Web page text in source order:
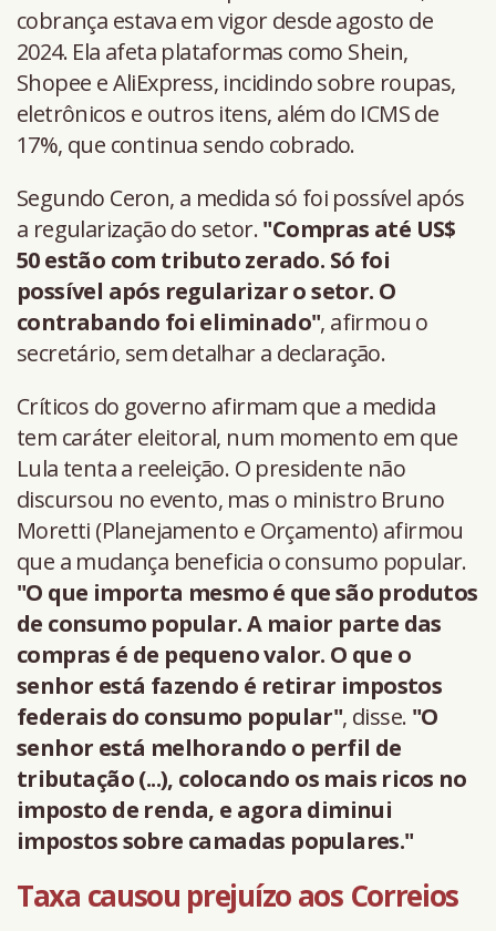
cobrança estava em vigor desde agosto de
2024. Ela afeta plataformas como Shein,
Shopee e AliExpress, incidindo sobre roupas,
eletrônicos e outros itens, além do ICMS de
17%, que continua sendo cobrado.
Segundo Ceron, a medida só foi possível após
a regularização do setor."Compras até US$
50 estão com tributo zerado. Só foi
possível após regularizar o setor. O
contrabando foi eliminado", afirmou o
secretário, sem detalhar a declaração.
Críticos do governo afirmam que a medida
tem caráter eleitoral, num momento em que
Lula tenta a reeleição. O presidente não
discursou no evento, mas o ministro Bruno
Moretti (Planejamento e Orçamento) afirmou
que a mudança beneficia o consumo popular.
"O que importa mesmo é que são produtos
de consumo popular. A maior parte das
compras é de pequeno valor. O que o
senhor está fazendo é retirar impostos
federais do consumo popular", disse. "O
senhor está melhorando o perfil de
tributação (...), colocando os mais ricos no
imposto de renda, e agora diminui
impostos sobre camadas populares."
Taxa causou prejuízo aos Correios